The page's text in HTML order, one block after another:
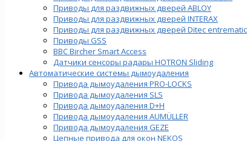
Приводы для раздвижных дверей ABLOY
Приводы для раздвижных дверей INTERAX
Приводы для раздвижных дверей Ditec entrematic
Приводы GSS
BBC Bircher Smart Access
Датчики сенсоры радары HOTRON Sliding
Автоматические системы дымоудаления
Привода дымоудаления PRO-LOCKS
Привода дымоудаления SLS
Привода дымоудаления D+H
Привода дымоудаления AUMÜLLER
Привода дымоудаления GEZE
Цепные привода для окон NEKOS